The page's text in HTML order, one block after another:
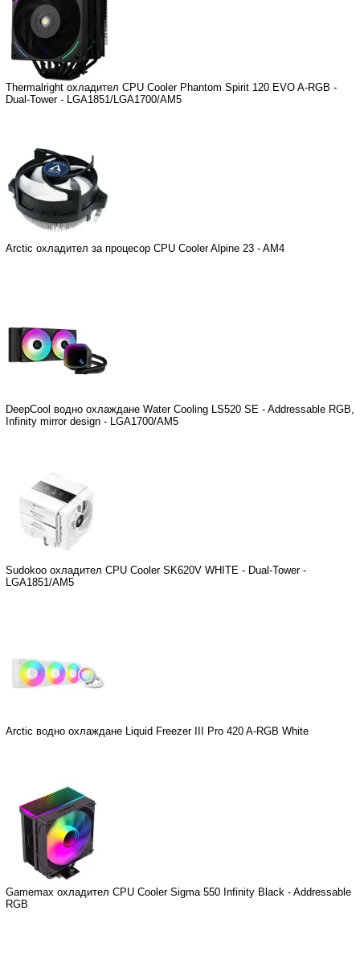
Thermalright охладител CPU Cooler Phantom Spirit 120 EVO A-RGB -
Dual-Tower - LGA1851/LGA1700/AM5
Arctic охладител за процесор CPU Cooler Alpine 23 - AM4
DeepCool водно охлаждане Water Cooling LS520 SE - Addressable RGB,
Infinity mirror design - LGA1700/AM5
Sudokoo охладител CPU Cooler SK620V WHITE - Dual-Tower -
LGA1851/AM5
Arctic водно охлаждане Liquid Freezer III Pro 420 A-RGB White
Gamemax охладител CPU Cooler Sigma 550 Infinity Black - Addressable
RGB